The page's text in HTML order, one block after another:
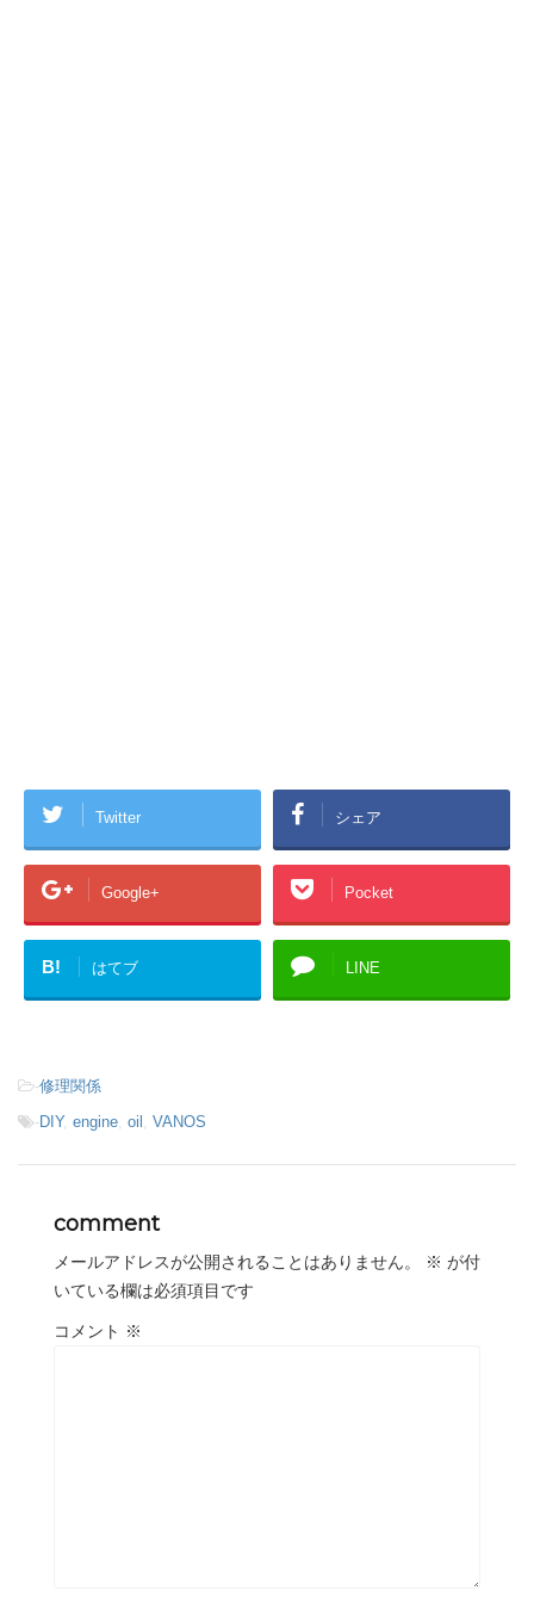
Twitter シェア
Google+ Pocket
B! はてブ LINE
-修理関係
-DIY, engine oil VANOS
comment
メールアドレスが公開されることはありません。 ※ が付
いている欄は必須項目です
コメント ※